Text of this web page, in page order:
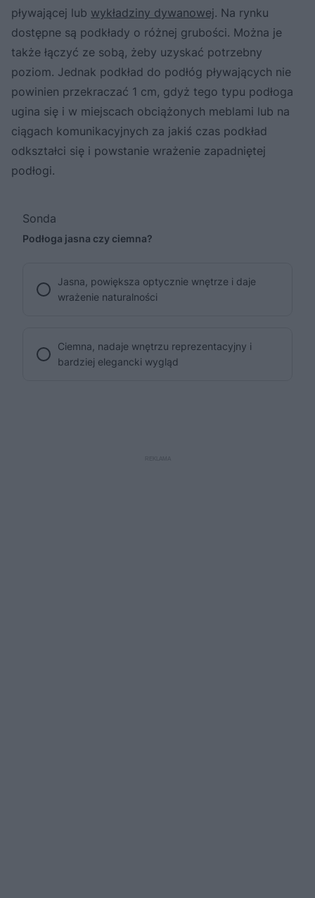
pływającej lub wykładziny dywanowej. Na rynku
dostępne są podkłady o różnej grubości. Można je
także łączyć ze sobą, żeby uzyskać potrzebny
poziom. Jednak podkład do podłóg pływających nie
powinien przekraczać 1 cm, gdyż tego typu podłoga
ugina się i w miejscach obciążonych meblami lub na
ciągach komunikacyjnych za jakiś czas podkład
odkształci się i powstanie wrażenie zapadniętej
podłogi.
Sonda
Podłoga jasna czy ciemna?
Jasna, powiększa optycznie wnętrze i daje
wrażenie naturalności
Ciemna, nadaje wnętrzu reprezentacyjny i
bardziej elegancki wygląd